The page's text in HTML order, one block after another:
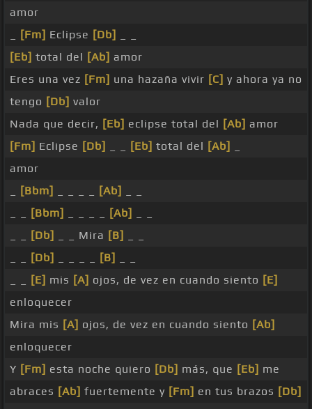
amor
[Fm] Eclipse [Db]
[Eb] total del [Ab] amor
Eres una vez [Fm] una hazaña vivir [C] y ahora ya no
tengo [Db] valor
Nada que decir, [Eb] eclipse total del [Ab] amor
[Fm] Eclipse [Db] [Eb] total del [Ab]
amor
[Bbm] [Ab]
[Bbm] [Ab]
[Db] _ _ Mira [B]
[Db] [B]
[E] mis [A] ojos, de vez en cuando siento [E]
enloquecer
Mira mis [A] ojos, de vez en cuando siento [Ab]
enloquecer
Y [Fm] esta noche quiero [Db] más, que [Eb] me
abraces [Ab] fuertemente y [Fm] en tus brazos [Db]